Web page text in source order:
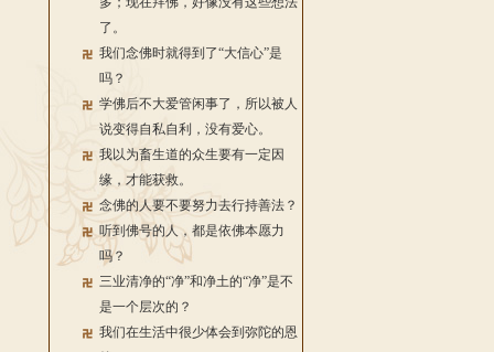
了。
我们念佛时就得到了“大信心”是
吗？
学佛后不大爱管闲事了，所以被人
说变得自私自利，没有爱心。
我以为畜生道的众生要有一定因
缘，才能获救。
念佛的人要不要努力去行持善法？
听到佛号的人，都是依佛本愿力
吗？
三业清净的“净”和净土的“净”是不
是一个层次的？
我们在生活中很少体会到弥陀的恩